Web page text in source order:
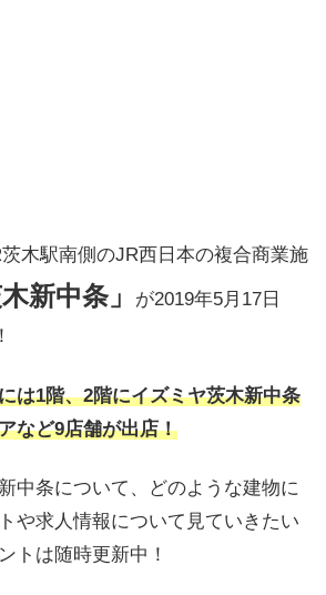
木駅南側のJR西日本の複合商業施
新中条」
が2019年5月17日
は1階、2階にイズミヤ茨木新中条
など9店舗が出店！
中条について、どのような建物に
や求人情報について見ていきたい
トは随時更新中！